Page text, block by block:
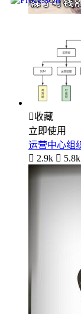
收藏
立即使用
运营中心组
 2.9k  5.8k